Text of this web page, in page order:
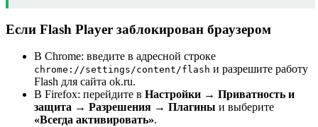
Если Flash Player заблокирован браузером
В Chrome: введите в адресной строке
chrome://settings/content/flash и разрешите работу
Flash для сайта ok.ru.
В Firefox: перейдите в Настройки → Приватность и
защита → Разрешения → Плагины и выберите
«Всегда активировать».